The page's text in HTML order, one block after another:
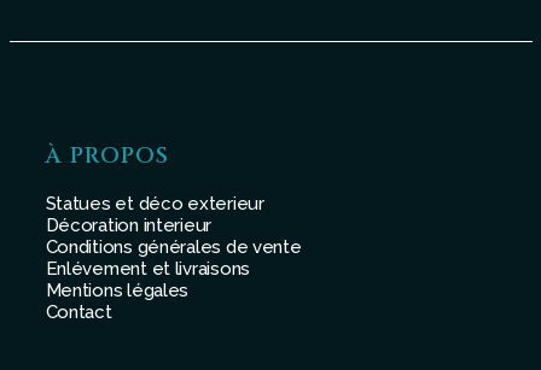
À PROPOS
Statues et déco exterieur
Décoration interieur
Conditions générales de vente
Enlévement et livraisons
Mentions légales
Contact